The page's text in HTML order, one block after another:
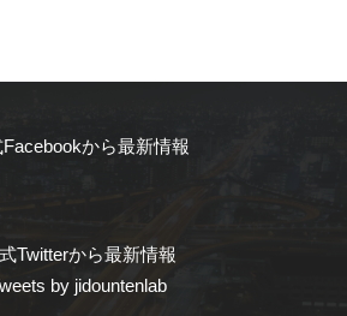
から最新情報
Twitterから最新情報
by jidountenlab